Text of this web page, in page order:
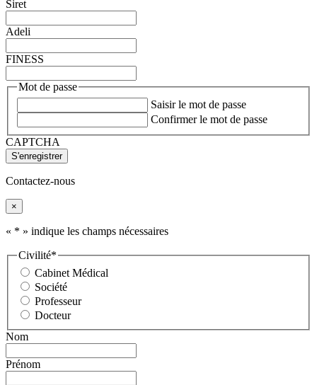
Siret
Adeli
FINESS
Mot de passe
Saisir le mot de passe
Confirmer le mot de passe
CAPTCHA
Contactez-nous
×
« * » indique les champs nécessaires
Civilité*
Cabinet Médical
Société
Professeur
Docteur
Nom
Prénom